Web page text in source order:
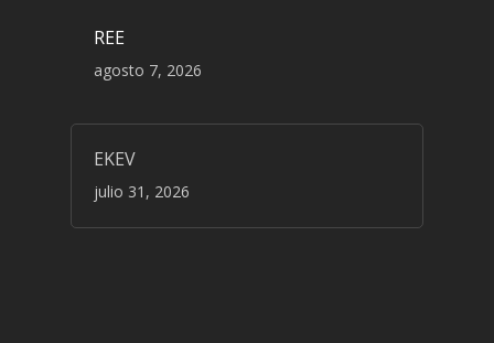
REE
agosto 7, 2026
EKEV
julio 31, 2026